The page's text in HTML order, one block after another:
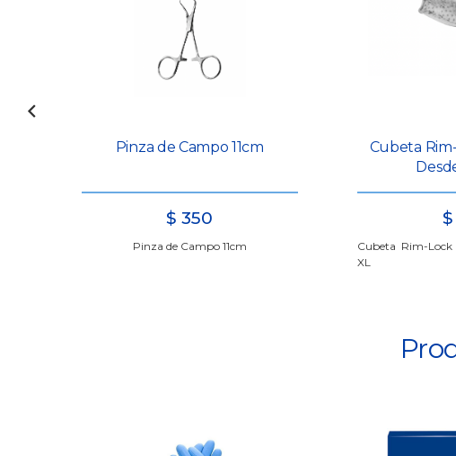
Pinza de Campo 11cm
$350
Pinza de Campo 11cm
Cubeta
Cubeta Rim-
XL